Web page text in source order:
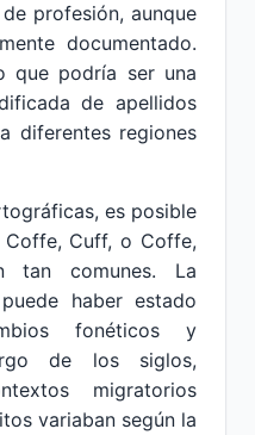
profesión, aunque
documentado.
que podría ser una
de apellidos
diferentes regiones
es posible
Cuff, o Coffe,
tan comunes. La
haber estado
fonéticos y
de los siglos,
migratorios
variaban según la